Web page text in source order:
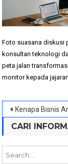
Foto suasana diskusi
konsultan teknologi
peta jalan
monitor kepada
Post
Kenapa Bisnis Anda Butuh IT Consultant Sebelum
CARI